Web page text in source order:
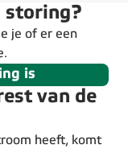
storing?
je of er een
is
van de
heeft, komt